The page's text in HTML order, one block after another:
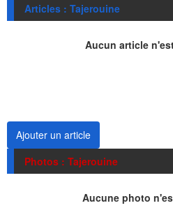
Articles : Tajerouine
Aucun article
Ajouter un article
Photos : Tajerouine
Aucune photo